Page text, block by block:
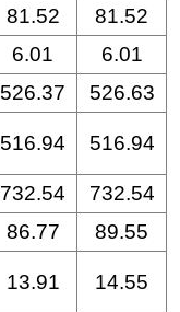
81.52
81.52
6.01
6.01
526.37
526.63
516.94 516.94
732.54
732.54
86.77
89.55
13.91 14.55